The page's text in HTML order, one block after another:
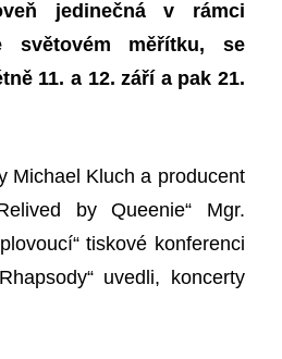
jedinečná v rámci
světovém měřítku, se
11. a 12. září a pak 21.
Michael Kluch a producent
by Queenie“ Mgr.
tiskové konferenci
uvedli, koncerty